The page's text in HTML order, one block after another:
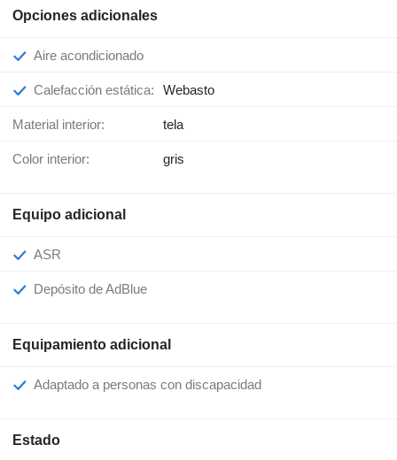
Opciones adicionales
Aire acondicionado
Calefacción estática: Webasto
Material interior: tela
Color interior: gris
Equipo adicional
ASR
Depósito de AdBlue
Equipamiento adicional
Adaptado a personas con discapacidad
Estado